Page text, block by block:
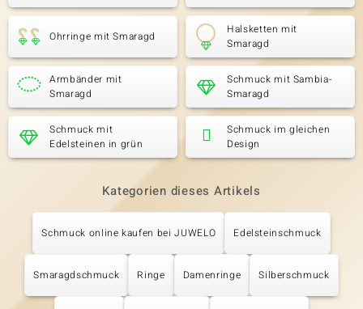
Ohrringe mit Smaragd
Halsketten mit
Smaragd
Armbänder mit
Smaragd
Schmuck mit Sambia-
Smaragd
Schmuck mit
Edelsteinen in grün
Schmuck im gleichen
Design
Kategorien dieses Artikels
Schmuck online kaufen bei JUWELO Edelsteinschmuck
Smaragdschmuck Ringe Damenringe Silberschmuck